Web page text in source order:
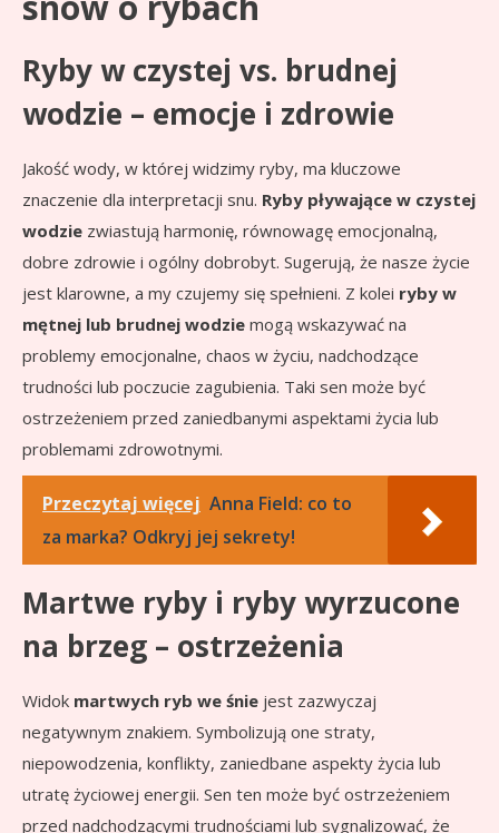
Ryby w czystej vs. brudnej
wodzie – emocje i zdrowie
Jakość wody, w której widzimy ryby, ma kluczowe
znaczenie dla interpretacji snu. Ryby pływające w czystej
wodzie zwiastują harmonię, równowagę emocjonalną,
dobre zdrowie i ogólny dobrobyt. Sugerują, że nasze życie
jest klarowne, a my czujemy się spełnieni. Z kolei ryby w
mętnej lub brudnej wodzie mogą wskazywać na
problemy emocjonalne, chaos w życiu, nadchodzące
trudności lub poczucie zagubienia. Taki sen może być
ostrzeżeniem przed zaniedbanymi aspektami życia lub
problemami zdrowotnymi.
Przeczytaj więcej Anna Field: co to
za marka? Odkryj jej sekrety!
Martwe ryby i ryby wyrzucone
na brzeg – ostrzeżenia
Widok martwych ryb we śnie jest zazwyczaj
negatywnym znakiem. Symbolizują one straty,
niepowodzenia, konflikty, zaniedbane aspekty życia lub
utratę życiowej energii. Sen ten może być ostrzeżeniem
przed nadchodzącymi trudnościami lub sygnalizować, że